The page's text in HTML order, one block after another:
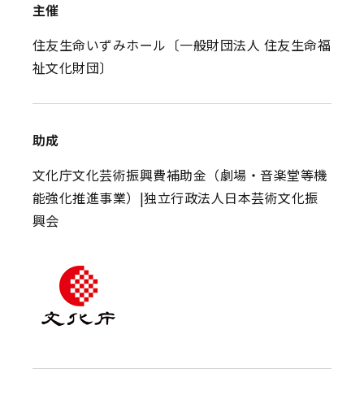
主催
住友生命いずみホール〔一般財団法人 住友生命福
祉文化財団〕
助成
文化庁文化芸術振興費補助金（劇場・音楽堂等機
能強化推進事業）|独立行政法人日本芸術文化振
興会